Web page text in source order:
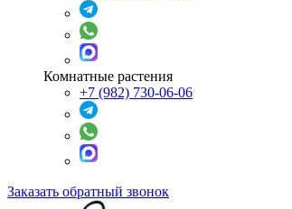
Комнатные растения
+7 (982) 730-06-06
Заказать обратный звонок